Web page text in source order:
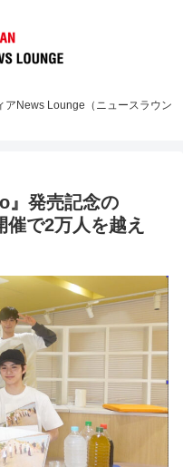
アNews Lounge（ニュースラウン
』発売記念の
で2万人を越え